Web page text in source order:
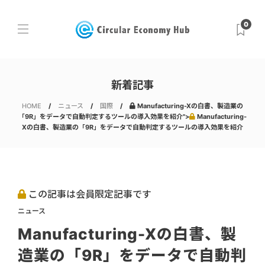
0
新着記事
HOME ニュース 国際
Manufacturing-Xの白書、製造業の
「9R」をデータで自動判定するツールの導入効果を紹介">
Manufacturing-
Xの白書、製造業の「9R」をデータで自動判定するツールの導入効果を紹介
この記事は会員限定記事です
ニュース
Manufacturing-Xの白書、製
造業の「9R」をデータで自動判